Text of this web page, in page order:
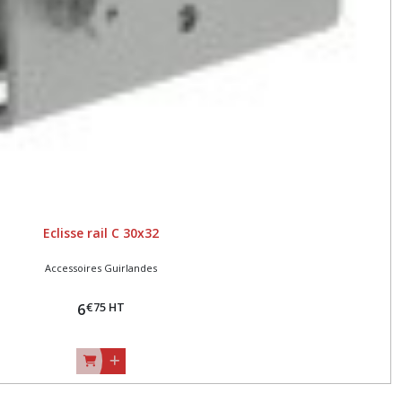
Eclisse rail C 30x32
Accessoires Guirlandes
6€75 HT